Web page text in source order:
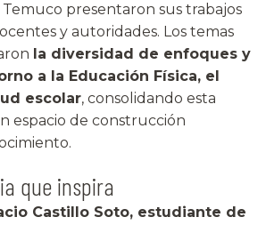
Temuco presentaron sus trabajos
y autoridades. Los temas
la diversidad de enfoques y
a la Educación Física, el
escolar, consolidando esta
espacio de construcción
que inspira
Castillo Soto, estudiante de